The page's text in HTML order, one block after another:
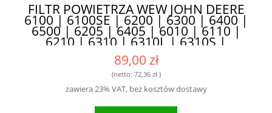
FILTR POWIETRZA WEW JOHN DEERE
6100 | 6100SE | 6200 | 6300 | 6400 |
6500 | 6205 | 6405 | 6010 | 6110 |
6210 | 6310 | 6310L | 6310S |
6310SE | 6410 | 6410L | 6410S |
6410SE | 6510L | 6510S | 7200 HIFI
SA17003 - DOSKONAŁA FILTRACJA I
OCHRONA
89,00 zł
(netto: 72,36 zł)
zawiera 23% VAT, bez kosztów dostawy